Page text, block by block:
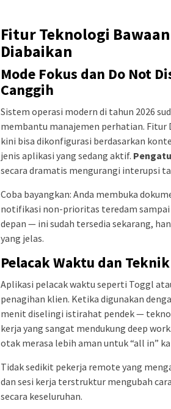
Fitur Teknologi
Diabaikan
Mode Fokus dan Do Not
Canggih
Sistem operasi modern di tahun 2026
membantu manajemen perhatian. Fitur
kini bisa dikonfigurasi berdasarkan
jenis aplikasi yang sedang aktif.
secara dramatis mengurangi interupsi
Coba bayangkan: Anda membuka
notifikasi non-prioritas teredam sampai
depan — ini sudah tersedia sekarang,
yang jelas.
Pelacak Waktu dan
Aplikasi pelacak waktu seperti Toggl
penagihan klien. Ketika digunakan
menit diselingi istirahat pendek —
kerja yang sangat mendukung deep
otak merasa lebih aman untuk “all in”
Tidak sedikit pekerja remote yang
dan sesi kerja terstruktur mengubah
secara keseluruhan.